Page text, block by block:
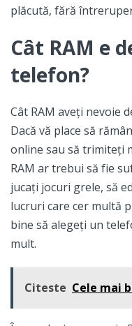
plăcută, fără
Cât RAM e
telefon?
Cât RAM aveți nevoie
Dacă vă place să
online sau să trimiteți
RAM ar trebui să fie
jucați jocuri grele, să
lucruri care cer multă
bine să alegeți un
mult.
Citeste Cele mai